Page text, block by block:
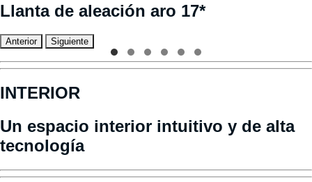
Llanta de aleación aro 17*
Anterior Siguiente
INTERIOR
Un espacio interior intuitivo y de alta
tecnología